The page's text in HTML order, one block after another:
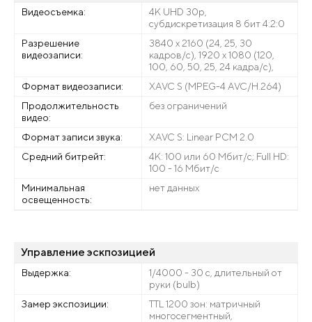
Видеосъемка:
4K UHD 30p,
субдискретизация 8 бит 4:2:0
Разрешение
видеозаписи:
3840 x 2160 (24, 25, 30
кадров/с), 1920 x 1080 (120,
100, 60, 50, 25, 24 кадра/с),
Формат видеозаписи:
XAVC S (MPEG-4 AVC/H.264)
Продолжительность
видео:
без ограничений
Формат записи звука:
XAVC S: Linear PCM 2.0
Средний битрейт:
4К: 100 или 60 Мбит/с; Full HD:
100 - 16 Мбит/с
Минимальная
освещенность:
нет данных
Управление эскпозицией
Выдержка:
1/4000 - 30 с, длительный от
руки (bulb)
Замер экспозиции:
TTL 1200 зон: матричный
многосегментный,